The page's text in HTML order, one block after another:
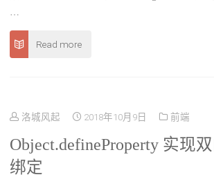
…
Read more
洛城风起 2018年10月9日 前端
Object.defineProperty 实现
绑定